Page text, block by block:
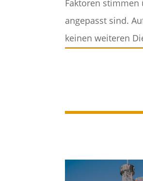
Faktoren stimmen
angepasst sind.
keinen weiteren